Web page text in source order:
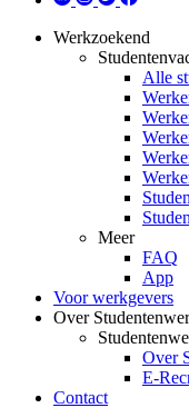
Werkzoekend
Alle
Meer
FAQ
App
Voor werkgevers
Over
Over
E-
Contact